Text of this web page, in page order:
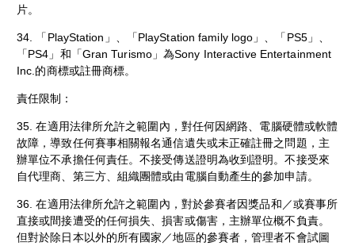
片。
34. 「PlayStation」、「PlayStation family logo」、「PS5」、
「PS4」和「Gran Turismo」為Sony Interactive Entertainment
Inc.的商標或註冊商標。
責任限制：
35. 在適用法律所允許之範圍內，對任何因網路、電腦硬體或軟體
故障，導致任何賽事相關報名通信遺失或未正確註冊之問題，主
辦單位不承擔任何責任。不接受傳送證明為收到證明。不接受來
自代理商、第三方、組織團體或由電腦自動產生的參加申請。
36. 在適用法律所允許之範圍內，對於參賽者因獎品和／或賽事所
直接或間接遭受的任何損失、損害或傷害，主辦單位概不負責。
但對於除日本以外的所有國家／地區的參賽者，管理者不會試圖